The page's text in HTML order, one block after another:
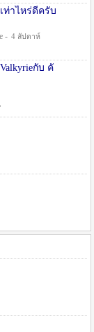
ท่าไหร่ดีครับ
- 4 สัปดาห์
กับ คั